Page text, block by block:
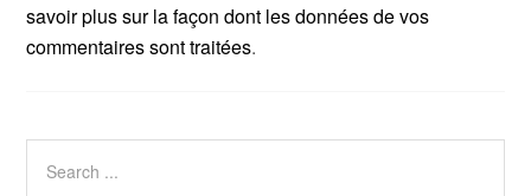
savoir plus sur la façon dont les données de vos
commentaires sont traitées.